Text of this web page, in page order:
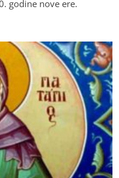
godine nove ere.